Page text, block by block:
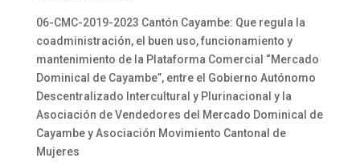
06-CMC-2019-2023 Cantón Cayambe: Que regula la
coadministración, el buen uso, funcionamiento y
mantenimiento de la Plataforma Comercial “Mercado
Dominical de Cayambe”, entre el Gobierno Autónomo
Descentralizado Intercultural y Plurinacional y la
Asociación de Vendedores del Mercado Dominical de
Cayambe y Asociación Movimiento Cantonal de
Mujeres